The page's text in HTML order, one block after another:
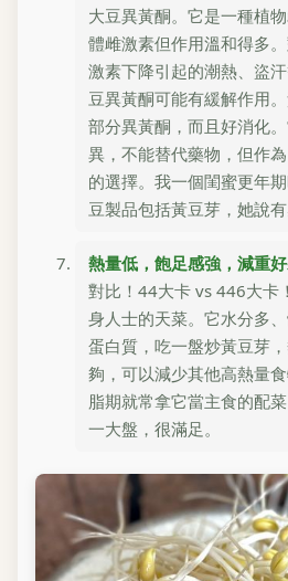
大豆異黃酮。它是一種植
體雌激素但作用溫和得多
激素下降引起的潮熱、盜
豆異黃酮可能有緩解作用
部分異黃酮，而且好消化
異，不能替代藥物，但作
的選擇。我一個閨蜜更年
豆製品包括黃豆芽，她說有
熱量低，飽足感強，減重好
對比！44大卡 vs 446大卡
身人士的天菜。它水分多
蛋白質，吃一盤炒黃豆芽
夠，可以減少其他高熱量
脂期就常拿它當主食的配
一大盤，很滿足。